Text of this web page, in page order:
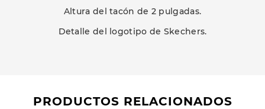
Altura del tacón de 2 pulgadas.
Detalle del logotipo de Skechers.
PRODUCTOS RELACIONADOS